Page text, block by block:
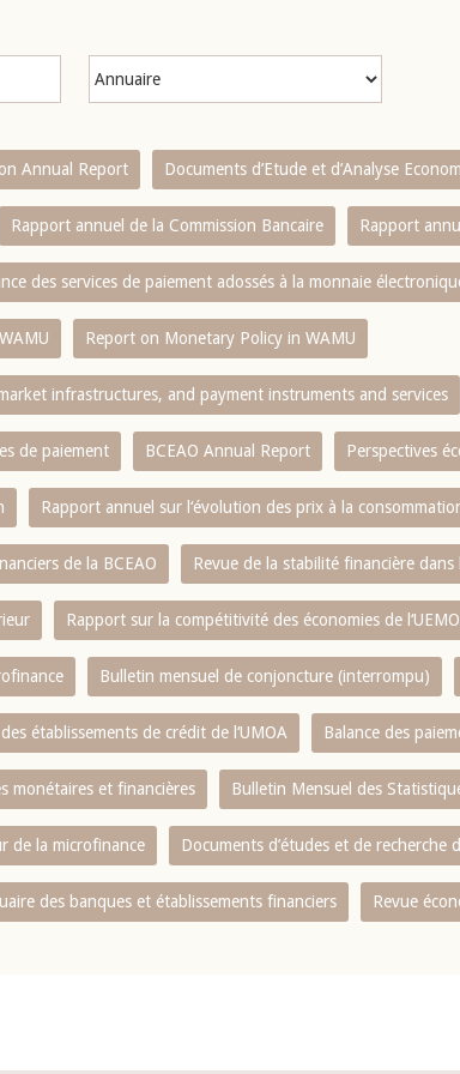
Annual Report Documents d’Etude et d’Analyse
Rapport annuel de la Commission Bancaire Rapport
des services de paiement adossés à la monnaie
Report on Monetary Policy in WAMU
infrastructures, and payment instruments and services
de paiement BCEAO Annual Report Perspectives
Rapport annuel sur l‘évolution des prix à la
de la BCEAO Revue de la stabilité financière dans
Rapport sur la compétitivité des économies de
Bulletin mensuel de conjoncture (interrompu)
établissements de crédit de l‘UMOA Balance des
monétaires et financières Bulletin Mensuel des
de la microfinance Documents d’études et de recherche
des banques et établissements financiers Revue